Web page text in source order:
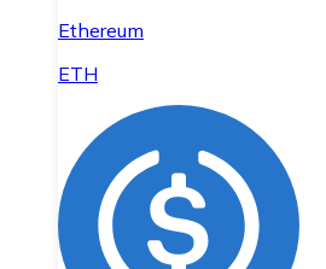
Ethereum
ETH